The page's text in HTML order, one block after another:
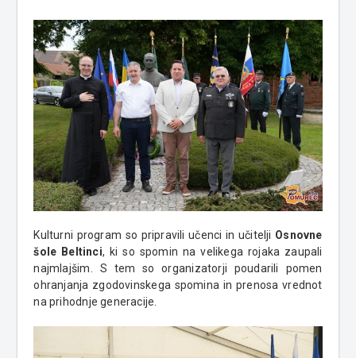
Kulturni program so pripravili učenci in učitelji Osnovne
šole Beltinci, ki so spomin na velikega rojaka zaupali
najmlajšim. S tem so organizatorji poudarili pomen
ohranjanja zgodovinskega spomina in prenosa vrednot
na prihodnje generacije.